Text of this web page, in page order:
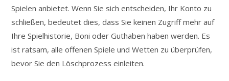
Spielen anbietet. Wenn Sie sich entscheiden, Ihr Konto zu
schließen, bedeutet dies, dass Sie keinen Zugriff mehr auf
Ihre Spielhistorie, Boni oder Guthaben haben werden. Es
ist ratsam, alle offenen Spiele und Wetten zu überprüfen,
bevor Sie den Löschprozess einleiten.